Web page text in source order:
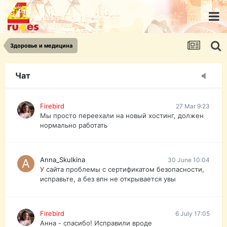
Здоровье и медицина
Чат
urist.dokument@gmail.com
https://pasport-ua.com/
Телеграмм @uristpassua
Firebird
Друзья - из России без VPN сайт и форум
Firebird 27 Mar 9:23
Мы просто переехали на новый хостинг, должен
нормально работать
Anna_Skulkina 30 June 10:04
У сайта проблемы с сертификатом безопасности,
исправьте, а без впн не открывается увы
Firebird 6 July 17:05
Анна - спасибо! Исправили вроде